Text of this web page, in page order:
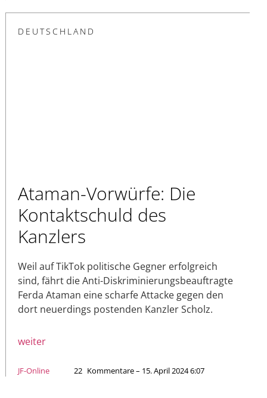
DEUTSCHLAND
Ataman-Vorwürfe: Die
Kontaktschuld des
Kanzlers
Weil auf TikTok politische Gegner erfolgreich
sind, fährt die Anti-Diskriminierungsbeauftragte
Ferda Ataman eine scharfe Attacke gegen den
dort neuerdings postenden Kanzler Scholz.
weiter
JF-Online 22 Kommentare – 15. April 2024 6:07